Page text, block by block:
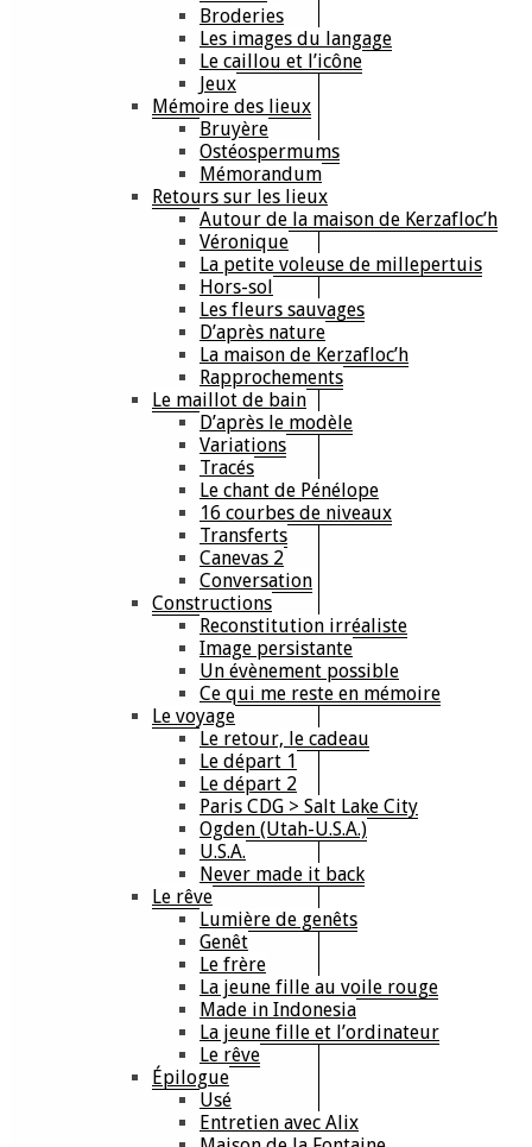
Broderies
Les images du langage
Le caillou et l’icône
Jeux
Mémoire des lieux
Bruyère
Ostéospermums
Mémorandum
Retours sur les lieux
Autour de la maison de Kerzafloc’h
Véronique
La petite voleuse de millepertuis
Hors-sol
Les fleurs sauvages
D’après nature
La maison de Kerzafloc’h
Rapprochements
Le maillot de bain
D’après le modèle
Variations
Tracés
Le chant de Pénélope
16 courbes de niveaux
Transferts
Canevas 2
Conversation
Constructions
Reconstitution irréaliste
Image persistante
Un évènement possible
Ce qui me reste en mémoire
Le voyage
Le retour, le cadeau
Le départ 1
Le départ 2
Paris CDG > Salt Lake City
Ogden (Utah-U.S.A.)
U.S.A.
Never made it back
Le rêve
Lumière de genêts
Genêt
Le frère
La jeune fille au voile rouge
Made in Indonesia
La jeune fille et l’ordinateur
Le rêve
Épilogue
Usé
Entretien avec Alix